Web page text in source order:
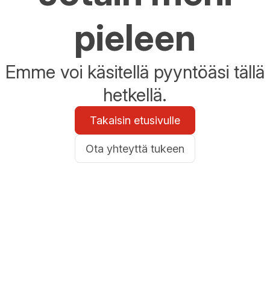
pieleen
Emme voi käsitellä pyyntöäsi tällä
hetkellä.
Takaisin etusivulle
Ota yhteyttä tukeen